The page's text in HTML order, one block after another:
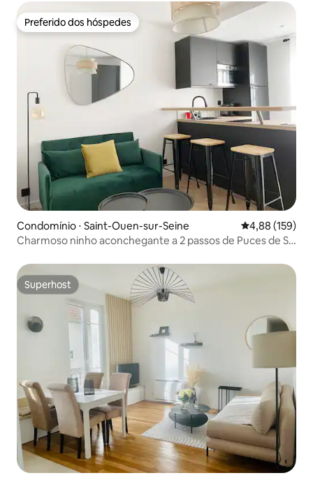
Preferido dos hóspedes
Preferido dos hóspedes
Condomínio ⋅ Saint-Ouen-sur-Seine 4,88 de uma
4,88 (159)
Charmoso ninho aconchegante a 2 passos de Puces de St
Superhost
Superhost